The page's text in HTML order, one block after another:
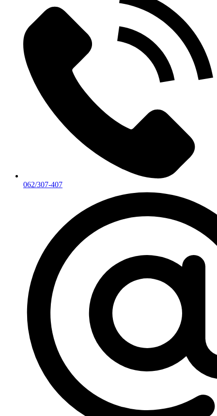
062/307-407